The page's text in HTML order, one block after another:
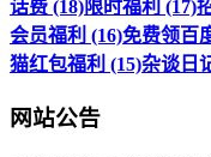
话费 (18)限时福利 (17)
会员福利 (16)免费领百
猫红包福利 (15)杂谈日
网站公告